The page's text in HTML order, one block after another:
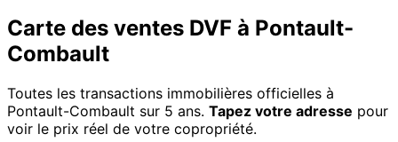
Carte des ventes DVF à Pontault-
Combault
Toutes les transactions immobilières officielles à
Pontault-Combault sur 5 ans. Tapez votre adresse pour
voir le prix réel de votre copropriété.